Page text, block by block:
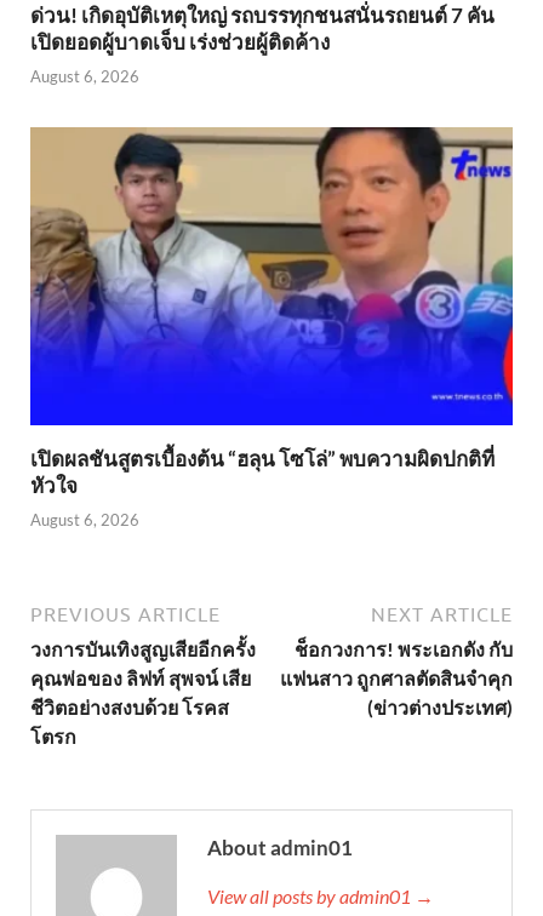
ด่วน! เกิดอุบัติเหตุใหญ่ รถบรรทุกชนสนั่นรถยนต์ 7 คัน
เปิดยอดผู้บาดเจ็บ เร่งช่วยผู้ติดค้าง
August 6, 2026
เปิดผลชันสูตรเบื้องต้น “ฮลุน โซโล่” พบความผิดปกติที่
หัวใจ
August 6, 2026
PREVIOUS ARTICLE
วงการบันเทิงสูญเสียอีกครั้ง
คุณพ่อของ ลิฟท์ สุพจน์ เสีย
ชีวิตอย่างสงบด้วย โรคส
โตรก
NEXT ARTICLE
ช็อกวงการ! พระเอกดัง กับ
แฟนสาว ถูกศาลตัดสินจำคุก
(ข่าวต่างประเทศ)
About admin01
View all posts by admin01 →